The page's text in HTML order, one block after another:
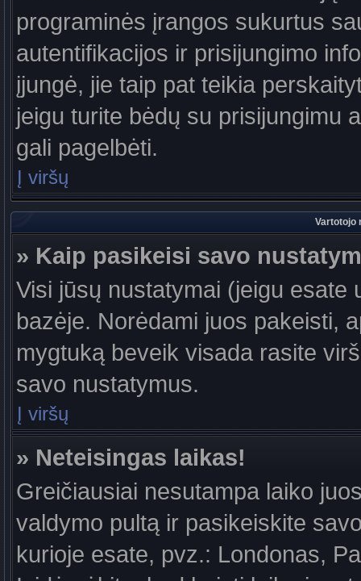
programinės įrangos sukurtus
autentifikacijos ir prisijungimo
įjungė, jie taip pat teikia
jeigu turite bėdų su prisijungimu
gali pagelbėti.
Į viršų
Vartotojo
» Kaip pasikeisi savo
Visi jūsų nustatymai (jeigu
bazėje. Norėdami juos pakeisti,
mygtuką beveik visada rasite
savo nustatymus.
Į viršų
» Neteisingas laikas!
Greičiausiai nesutampa laiko
valdymo pultą ir pasikeiskite
kurioje esate, pvz.: Londonas,